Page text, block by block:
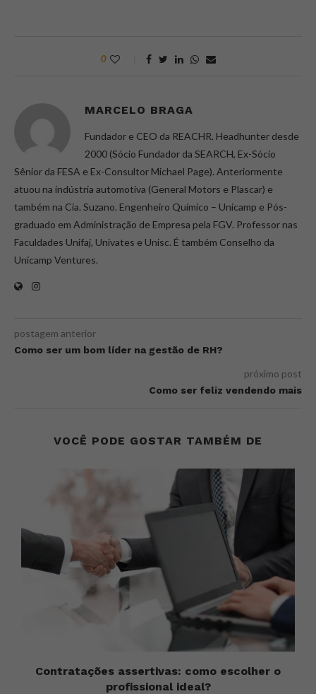
0
MARCELO BRAGA
Fundador e CEO da REACHR. Headhunter desde
2000 (Sócio Fundador da SEARCH, Ex-Sócio
Sênior da FESA e Ex-Consultor Michael Page). Anteriormente
atuou na indústria automotiva (General Motors e Plascar) e
também na Cia. Suzano. Engenheiro Químico – Unicamp e Pós-
graduado em Administração de Empresa pela FGV. Professor nas
Faculdades Unifaj, Univates e Unisc. É também Conselho da
Unicamp Ventures.
postagem anterior
Como ser um bom líder na gestão de RH?
próximo post
Como ser feliz vendendo mais
VOCÊ PODE GOSTAR TAMBÉM DE
Contratações assertivas: como escolher o
profissional ideal?